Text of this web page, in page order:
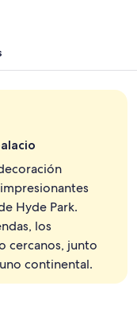
Deluxe con 2 camas
Hyde Park.
los
cercanos, junto
continental.